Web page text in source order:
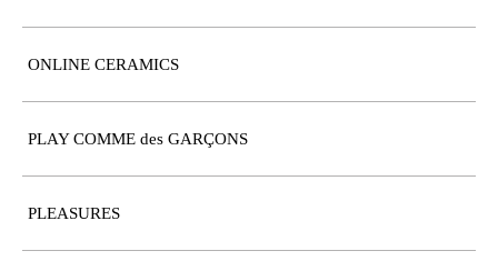
ONLINE CERAMICS
PLAY COMME des GARÇONS
PLEASURES